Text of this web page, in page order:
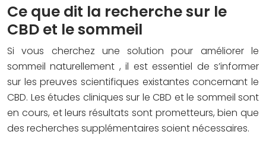
Ce que dit la recherche sur le
CBD et le sommeil
Si vous cherchez une solution pour améliorer le
sommeil naturellement , il est essentiel de s’informer
sur les preuves scientifiques existantes concernant le
CBD. Les études cliniques sur le CBD et le sommeil sont
en cours, et leurs résultats sont prometteurs, bien que
des recherches supplémentaires soient nécessaires.